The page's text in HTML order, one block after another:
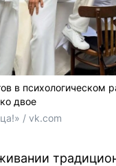
в психологическом
двое
/ vk.com